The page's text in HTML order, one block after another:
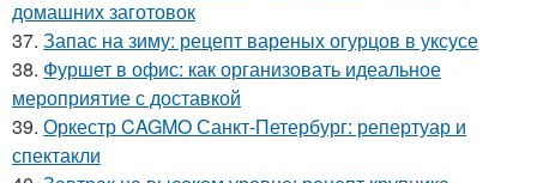
домашних заготовок
37. Запас на зиму: рецепт вареных огурцов в уксусе
38. Фуршет в офис: как организовать идеальное
мероприятие с доставкой
39. Оркестр CAGMO Санкт-Петербург: репертуар и
спектакли